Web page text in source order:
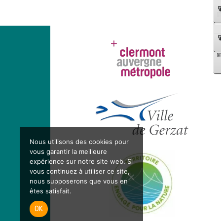
de
Moulins
Nous utilisons des cookies pour
vous garantir la meilleure
expérience sur notre site web. Si
vous continuez à utiliser ce site,
nous supposerons que vous en
êtes satisfait.
OK